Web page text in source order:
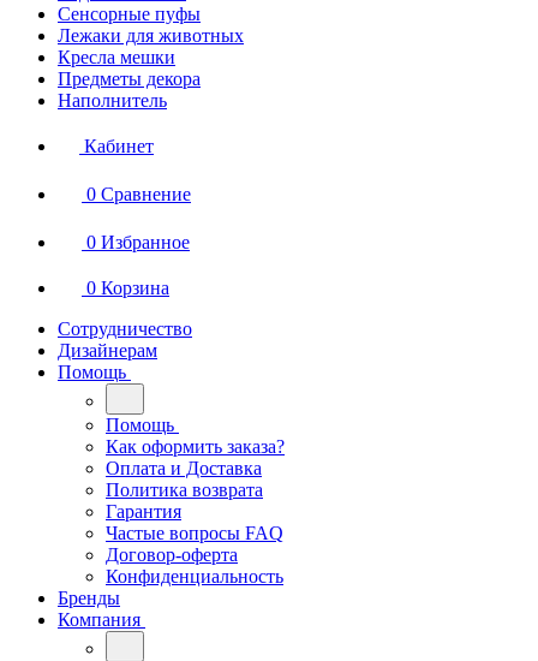
Сенсорные пуфы
Лежаки для животных
Кресла мешки
Предметы декора
Наполнитель
Кабинет
0 Сравнение
0 Избранное
0 Корзина
Сотрудничество
Дизайнерам
Помощь
Помощь
Как оформить заказа?
Оплата и Доставка
Политика возврата
Гарантия
Частые вопросы FAQ
Договор-оферта
Конфиденциальность
Бренды
Компания